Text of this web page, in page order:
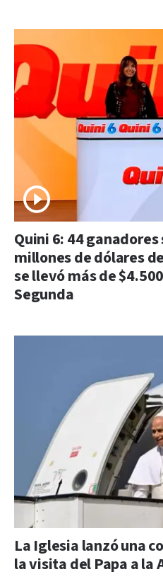
Quini 6: 44
millones de dólares
se llevó más de
Segunda
La Iglesia lanzó una
la visita del Papa a la